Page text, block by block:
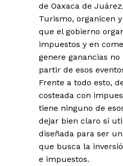
de Oaxaca de
Turismo, organicen
que el gobierno
impuestos y en
genere ganancias
partir de esos
Frente a todo esto,
costeada con
tiene ninguno de
dejar bien claro si
diseñada para ser
que busca la
e impuestos.